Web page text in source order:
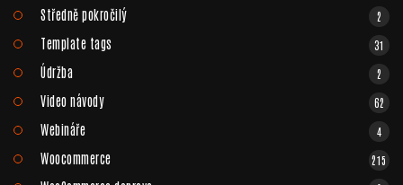
Středně pokročilý 2
Template tags 31
Údržba 2
Video návody 62
Webináře 4
Woocommerce 215